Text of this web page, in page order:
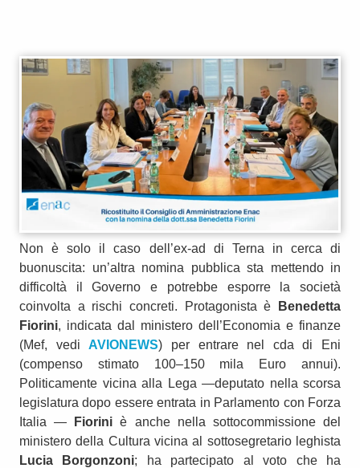
Non è solo il caso dell’ex-ad di Terna in cerca di
buonuscita: un’altra nomina pubblica sta mettendo in
difficoltà il Governo e potrebbe esporre la società
coinvolta a rischi concreti. Protagonista è
Benedetta
Fiorini, indicata dal ministero dell’Economia e finanze
(Mef, vediAVIONEWS) per entrare nel cda di Eni
(compenso stimato 100–150 mila Euro annui).
Politicamente vicina alla Lega —deputato nella scorsa
legislatura dopo essere entrata in Parlamento con Forza
Italia —
Fiorini è anche nella sottocommissione del
ministero della Cultura vicina al sottosegretario leghista
Lucia Borgonzoni; ha partecipato al voto che ha